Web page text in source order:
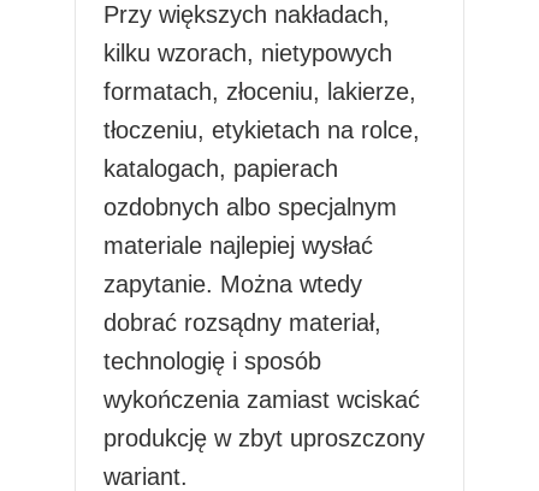
Przy większych nakładach,
kilku wzorach, nietypowych
formatach, złoceniu, lakierze,
tłoczeniu, etykietach na rolce,
katalogach, papierach
ozdobnych albo specjalnym
materiale najlepiej wysłać
zapytanie. Można wtedy
dobrać rozsądny materiał,
technologię i sposób
wykończenia zamiast wciskać
produkcję w zbyt uproszczony
wariant.